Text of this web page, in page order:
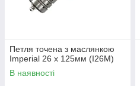
Петля точена з маслянкою
Imperial 26 x 125мм (I26M)
В наявності